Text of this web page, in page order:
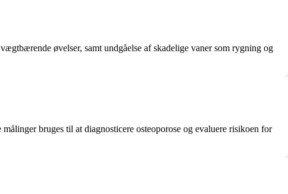
øvelser, samt undgåelse af skadelige vaner som rygning og
bruges til at diagnosticere osteoporose og evaluere risikoen for